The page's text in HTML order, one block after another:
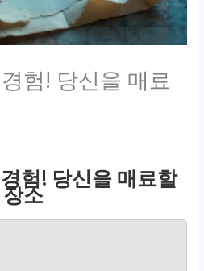
험! 당신을 매료
험! 당신을 매료할
장소